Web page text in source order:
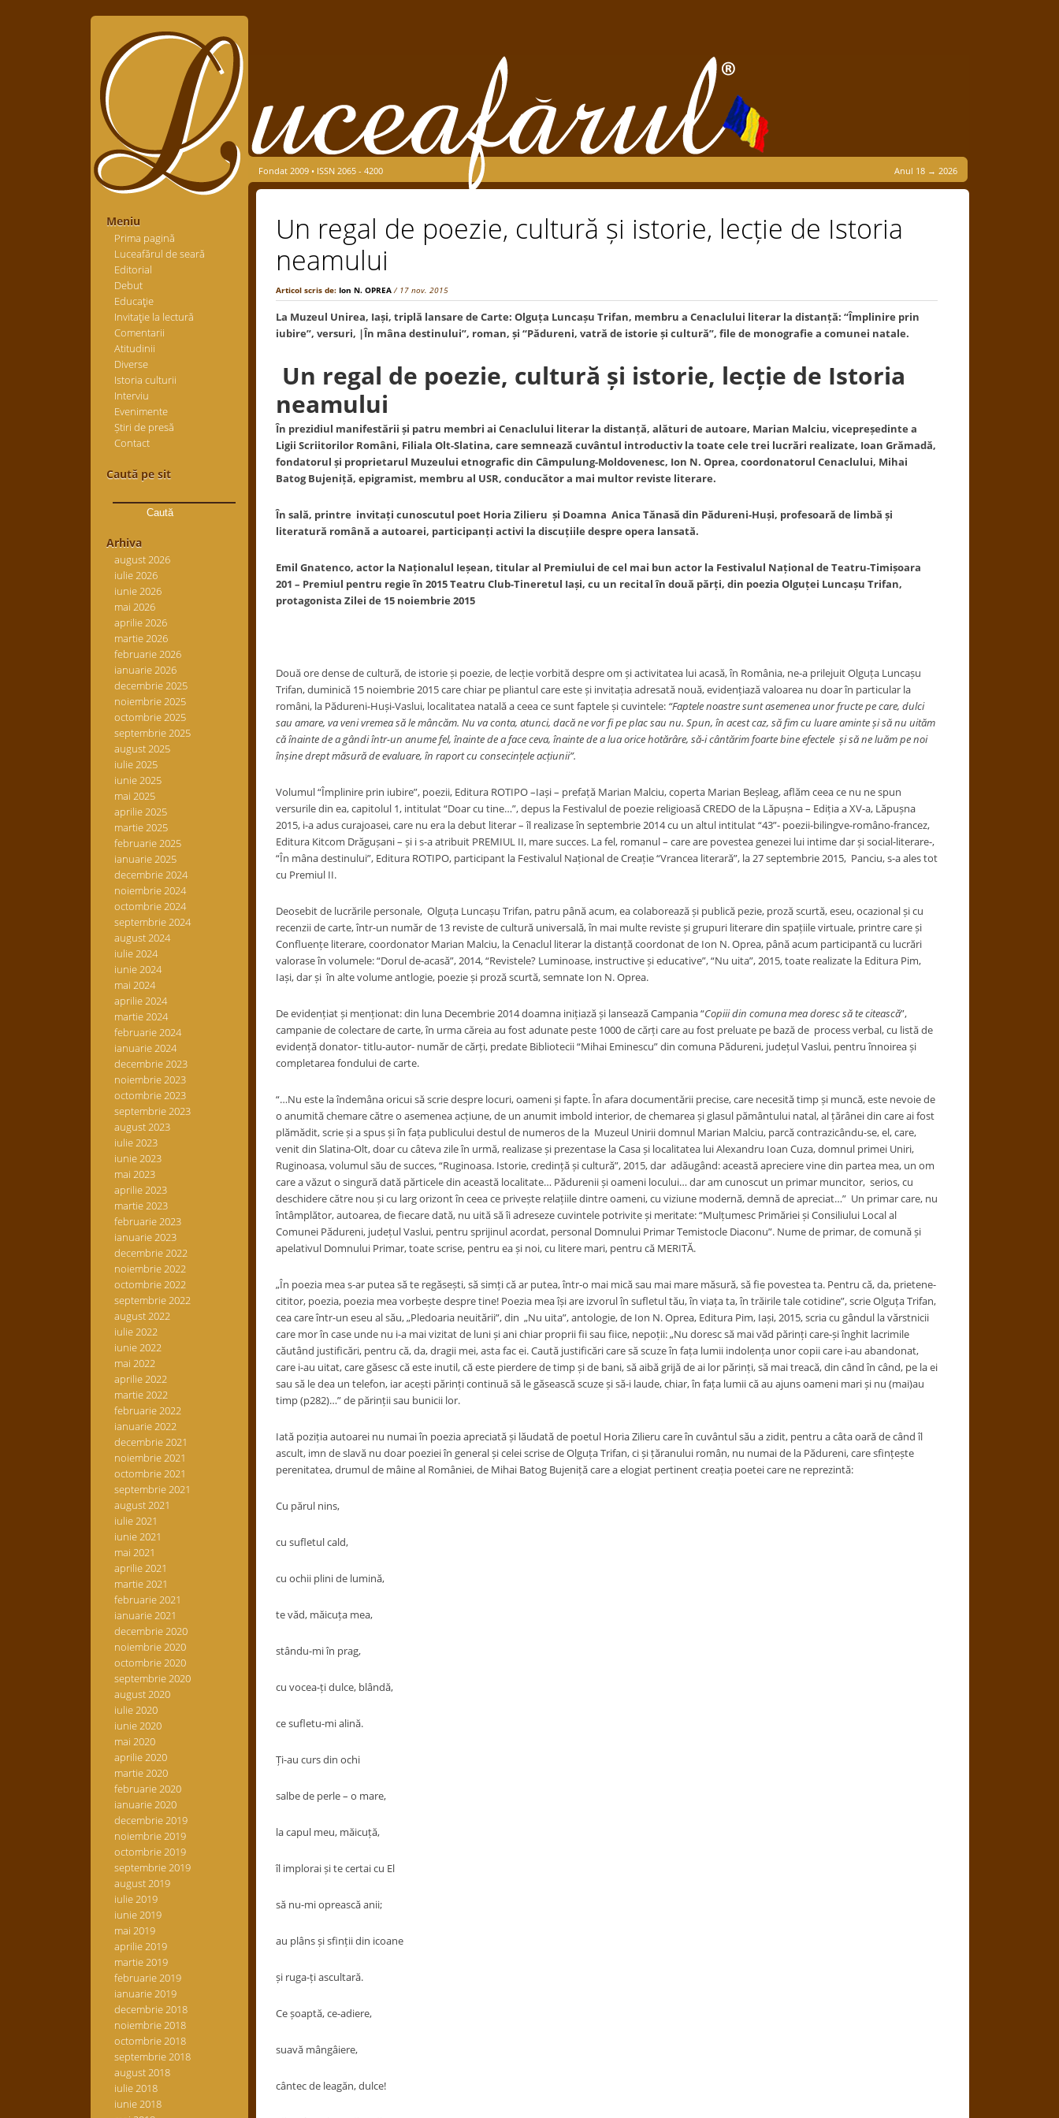
Meniu
Prima pagină
Luceafărul de seară
Editorial
Debut
Educaţie
Invitaţie la lectură
Comentarii
Atitudinii
Diverse
Istoria culturii
Interviu
Evenimente
Știri de presă
Contact
Caută pe sit
după:
Arhiva
august 2026
iulie 2026
iunie 2026
mai 2026
aprilie 2026
martie 2026
februarie 2026
ianuarie 2026
decembrie 2025
noiembrie 2025
octombrie 2025
septembrie 2025
august 2025
iulie 2025
iunie 2025
mai 2025
aprilie 2025
martie 2025
februarie 2025
ianuarie 2025
decembrie 2024
noiembrie 2024
octombrie 2024
septembrie 2024
august 2024
iulie 2024
iunie 2024
mai 2024
aprilie 2024
martie 2024
februarie 2024
ianuarie 2024
decembrie 2023
noiembrie 2023
octombrie 2023
septembrie 2023
august 2023
iulie 2023
iunie 2023
mai 2023
aprilie 2023
martie 2023
februarie 2023
ianuarie 2023
decembrie 2022
noiembrie 2022
octombrie 2022
septembrie 2022
august 2022
iulie 2022
iunie 2022
mai 2022
aprilie 2022
martie 2022
februarie 2022
ianuarie 2022
decembrie 2021
noiembrie 2021
octombrie 2021
septembrie 2021
august 2021
iulie 2021
iunie 2021
mai 2021
aprilie 2021
martie 2021
februarie 2021
ianuarie 2021
decembrie 2020
noiembrie 2020
octombrie 2020
septembrie 2020
august 2020
iulie 2020
iunie 2020
mai 2020
aprilie 2020
martie 2020
februarie 2020
ianuarie 2020
decembrie 2019
noiembrie 2019
octombrie 2019
septembrie 2019
august 2019
iulie 2019
iunie 2019
mai 2019
aprilie 2019
martie 2019
februarie 2019
ianuarie 2019
decembrie 2018
noiembrie 2018
octombrie 2018
septembrie 2018
august 2018
iulie 2018
iunie 2018
Fondat 2009 • ISSN 2065 - 4200 Anul 18 → 2026
Un regal de poezie, cultură și istorie, lecție de Istoria
neamului
Articol scris de: Ion N. OPREA / 17 nov. 2015
La Muzeul Unirea, Iași, triplă lansare de Carte: Olguța Luncașu Trifan, membru a Cenaclului literar la distanță: “Împlinire prin
iubire”, versuri, |În mâna destinului”, roman, și “Pădureni, vatră de istorie și cultură”, file de monografie a comunei natale.
Un regal de poezie, cultură și istorie, lecție de Istoria
neamului
În prezidiul manifestării și patru membri ai Cenaclului literar la distanță, alături de autoare, Marian Malciu, vicepreședinte a
Ligii Scriitorilor Români, Filiala Olt-Slatina, care semnează cuvântul introductiv la toate cele trei lucrări realizate, Ioan Grămadă,
fondatorul și proprietarul Muzeului etnografic din Câmpulung-Moldovenesc, Ion N. Oprea, coordonatorul Cenaclului, Mihai
Batog Bujeniță, epigramist, membru al USR, conducător a mai multor reviste literare.
În sală, printre invitați cunoscutul poet Horia Zilieru și Doamna Anica Tănasă din Pădureni-Huși, profesoară de limbă și
literatură română a autoarei, participanți activi la discuțiile despre opera lansată.
Emil Gnatenco, actor la Naționalul Ieșean, titular al Premiului de cel mai bun actor la Festivalul Național de Teatru-Timișoara
201 – Premiul pentru regie în 2015 Teatru Club-Tineretul Iași, cu un recital în două părți, din poezia Olguței Luncașu Trifan,
protagonista Zilei de 15 noiembrie 2015
Două ore dense de cultură, de istorie și poezie, de lecție vorbită despre om și activitatea lui acasă, în România, ne-a prilejuit Olguța Luncașu
Trifan, duminică 15 noiembrie 2015 care chiar pe pliantul care este și invitația adresată nouă, evidențiază valoarea nu doar în particular la
români, la Pădureni-Huși-Vaslui, localitatea natală a ceea ce sunt faptele și cuvintele: “Faptele noastre sunt asemenea unor fructe pe care, dulci
sau amare, va veni vremea să le mâncăm. Nu va conta, atunci, dacă ne vor fi pe plac sau nu. Spun, în acest caz, să fim cu luare aminteși să nu uităm
că înainte de a gândi într-un anume fel, înainte de a face ceva, înainte de a lua orice hotărâre, să-i cântărim foarte bine efectele și să ne luăm pe noi
înșine drept măsură de evaluare, în raport cu consecințele acțiunii”.
Volumul “Împlinire prin iubire”, poezii, Editura ROTIPO –Iași – prefață Marian Malciu, coperta Marian Beșleag, aflăm ceea ce nu ne spun
versurile din ea, capitolul 1, intitulat “Doar cu tine…”, depus la Festivalul de poezie religioasă CREDO de la Lăpușna – Ediția a XV-a, Lăpușna
2015, i-a adus curajoasei, care nu era la debut literar – îl realizase în septembrie 2014 cu un altul intitulat “43”- poezii-bilingve-româno-francez,
Editura Kitcom Drăgușani – și i s-a atribuit PREMIUL II, mare succes. La fel, romanul – care are povestea genezei lui intime dar și social-literare-,
“În mâna destinului”, Editura ROTIPO, participant la Festivalul Național de Creație “Vrancea literară”, la 27 septembrie 2015, Panciu, s-a ales tot
cu Premiul II.
Deosebit de lucrările personale, Olguța Luncașu Trifan, patru până acum, ea colaborează și publică pezie, proză scurtă, eseu, ocazional și cu
recenzii de carte, într-un număr de 13 reviste de cultură universală, în mai multe reviste și grupuri literare din spațiile virtuale, printre care și
Confluențe literare, coordonator Marian Malciu, la Cenaclul literar la distanță coordonat de Ion N. Oprea, până acum participantă cu lucrări
valorase în volumele: “Dorul de-acasă”, 2014, “Revistele? Luminoase, instructive și educative”, “Nu uita”, 2015, toate realizate la Editura Pim,
Iași, dar și în alte volume antlogie, poezie și proză scurtă, semnate Ion N. Oprea.
De evidențiat și menționat: din luna Decembrie 2014 doamna inițiază și lansează Campania “Copiii din comuna mea doresc să te citească”,
campanie de colectare de carte, în urma căreia au fost adunate peste 1000 de cărți care au fost preluate pe bază de process verbal, cu listă de
evidență donator- titlu-autor- număr de cărți, predate Bibliotecii “Mihai Eminescu” din comuna Pădureni, județul Vaslui, pentru înnoirea și
completarea fondului de carte.
“…Nu este la îndemâna oricui să scrie despre locuri, oameni și fapte. În afara documentării precise, care necesită timp și muncă, este nevoie de
o anumită chemare către o asemenea acțiune, de un anumit imbold interior, de chemarea și glasul pământului natal, al țărânei din care ai fost
plămădit, scrie și a spus și în fața publicului destul de numeros de la Muzeul Unirii domnul Marian Malciu, parcă contrazicându-se, el, care,
venit din Slatina-Olt, doar cu câteva zile în urmă, realizase și prezentase la Casa și localitatea lui Alexandru Ioan Cuza, domnul primei Uniri,
Ruginoasa, volumul său de succes, “Ruginoasa. Istorie, credință și cultură”, 2015, dar adăugând: această apreciere vine din partea mea, un om
care a văzut o singură dată părticele din această localitate… Pădurenii și oameni locului… dar am cunoscut un primar muncitor, serios, cu
deschidere către nou și cu larg orizont în ceea ce privește relațiile dintre oameni, cu viziune modernă, demnă de apreciat…” Un primar care, nu
întâmplător, autoarea, de fiecare dată, nu uită să îi adreseze cuvintele potrivite și meritate: “Mulțumesc Primăriei și Consiliului Local al
Comunei Pădureni, județul Vaslui, pentru sprijinul acordat, personal Domnului Primar Temistocle Diaconu”. Nume de primar, de comună și
apelativul Domnului Primar, toate scrise, pentru ea și noi, cu litere mari, pentru că MERITĂ.
„În poezia mea s-ar putea să te regăsești, să simți că ar putea, într-o mai mică sau mai mare măsură, să fie povestea ta. Pentru că, da, prietene-
cititor, poezia, poezia mea vorbește despre tine! Poezia mea își are izvorul în sufletul tău, în viața ta, în trăirile tale cotidine”, scrie Olguța Trifan,
cea care într-un eseu al său, „Pledoaria neuitării”, din „Nu uita”, antologie, de Ion N. Oprea, Editura Pim, Iași, 2015, scria cu gândul la vărstnicii
care mor în case unde nu i-a mai vizitat de luni și ani chiar proprii fii sau fiice, nepoții: „Nu doresc să mai văd părinți care-și înghit lacrimile
căutând justificări, pentru că, da, dragii mei, asta fac ei. Caută justificări care să scuze în fața lumii indolența unor copii care i-au abandonat,
care i-au uitat, care găsesc că este inutil, că este pierdere de timp și de bani, să aibă grijă de ai lor părinți, să mai treacă, din când în când, pe la ei
sau să le dea un telefon, iar acești părinți continuă să le găsească scuze și să-i laude, chiar, în fața lumii că au ajuns oameni mari și nu (mai)au
timp (p282)…” de părinții sau bunicii lor.
Iată poziția autoarei nu numai în poezia apreciată și lăudată de poetul Horia Zilieru care în cuvântul său a zidit, pentru a câta oară de când îl
ascult, imn de slavă nu doar poeziei în general și celei scrise de Olguța Trifan, ci și țăranului român, nu numai de la Pădureni, care sfințește
perenitatea, drumul de mâine al României, de Mihai Batog Bujeniță care a elogiat pertinent creația poetei care ne reprezintă:
Cu părul nins,
cu sufletul cald,
cu ochii plini de lumină,
te văd, măicuța mea,
stându-mi în prag,
cu vocea-ți dulce, blândă,
ce sufletu-mi alină.
Ți-au curs din ochi
salbe de perle – o mare,
la capul meu, măicuță,
îl implorai și te certai cu El
să nu-mi oprească anii;
au plâns și sfinții din icoane
și ruga-ți ascultară.
Ce șoaptă, ce-adiere,
suavă mângâiere,
cântec de leagăn, dulce!